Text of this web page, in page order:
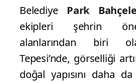
Belediye Park
ekipleri şehrin
alanlarından biri
Tepesi’nde, görselliği
doğal yapısını daha